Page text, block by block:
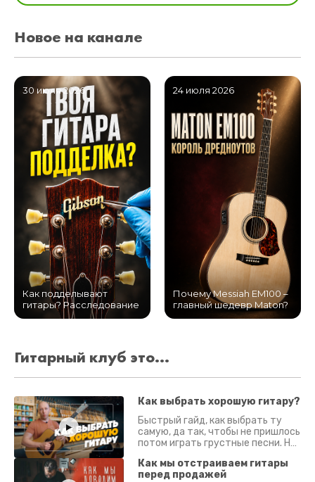
Новое на канале
30 июля 2026
Как подделывают
гитары? Расследование
24 июля 2026
Почему Messiah EM100 –
главный шедевр Maton?
Гитарный клуб это...
Как выбрать хорошую гитару?
Быстрый гайд, как выбрать ту
самую, да так, чтобы не пришлось
потом играть грустные песни. На
Как мы отстраиваем гитары
перед продажей